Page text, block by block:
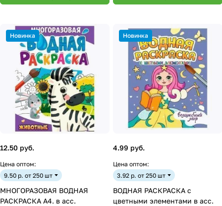
Новинка
12.50 руб.
Цена оптом:
9.50 р. от 250 шт
МНОГОРАЗОВАЯ ВОДНАЯ
РАСКРАСКА А4. в асс.
Новинка
4.99 руб.
Цена оптом:
3.92 р. от 250 шт
ВОДНАЯ РАСКРАСКА с
цветными элементами в асс.